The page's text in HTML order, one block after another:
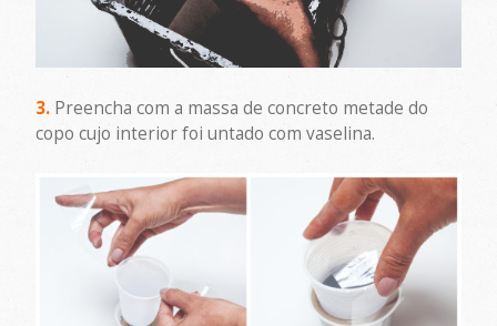
3. Preencha com a massa de concreto metade do
copo cujo interior foi untado com vaselina.